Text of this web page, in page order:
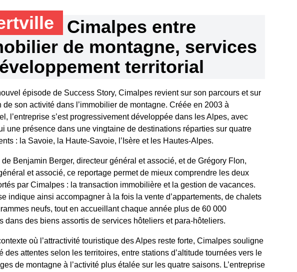
Cimalpes entre
de montagne, services
territorial
épisode de Success Story, Cimalpes revient sur son parcours et sur
de son activité dans l’immobilier de montagne. Créée en 2003 à
l’entreprise s’est progressivement développée dans les Alpes, avec
une présence dans une vingtaine de destinations réparties sur quatre
: la Savoie, la Haute-Savoie, l’Isère et les Hautes-Alpes.
Benjamin Berger, directeur général et associé, et de Grégory Flon,
et associé, ce reportage permet de mieux comprendre les deux
par Cimalpes : la transaction immobilière et la gestion de vacances.
indique ainsi accompagner à la fois la vente d’appartements, de chalets
neufs, tout en accueillant chaque année plus de 60 000
dans des biens assortis de services hôteliers et para-hôteliers.
où l’attractivité touristique des Alpes reste forte, Cimalpes souligne
des attentes selon les territoires, entre stations d’altitude tournées vers le
de montagne à l’activité plus étalée sur les quatre saisons. L’entreprise